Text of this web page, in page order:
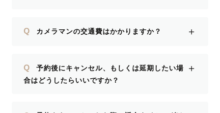
Q カメラマンの交通費はかかりますか？ ＋
Q
予約後にキャンセル、もしくは延期したい場
合はどうしたらいいですか？
＋